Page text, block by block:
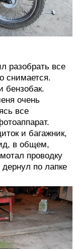
разобрать все
снимается.
бензобак.
очень
все
и багажник,
в общем,
проводку
по лапке